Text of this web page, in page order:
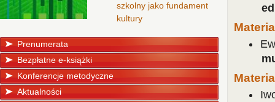
szkolny jako fundament
kultury
Prenumerata
Bezpłatne e-książki
Konferencje metodyczne
Aktualności